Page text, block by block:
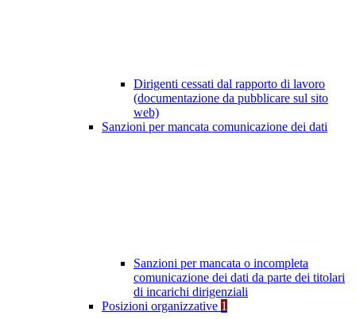
Dirigenti cessati dal rapporto di lavoro
(documentazione da pubblicare sul sito
web)
Sanzioni per mancata comunicazione dei dati
Sanzioni per mancata o incompleta
comunicazione dei dati da parte dei titolari
di incarichi dirigenziali
Posizioni organizzative 1